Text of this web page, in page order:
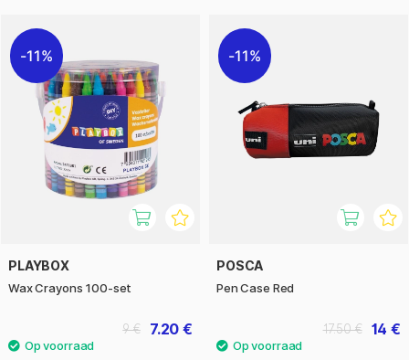
11%
PLAYBOX
Wax Crayons 100-set
7.20 €
9 €
11%
POSCA
Pen Case Red
14 €
17.50 €